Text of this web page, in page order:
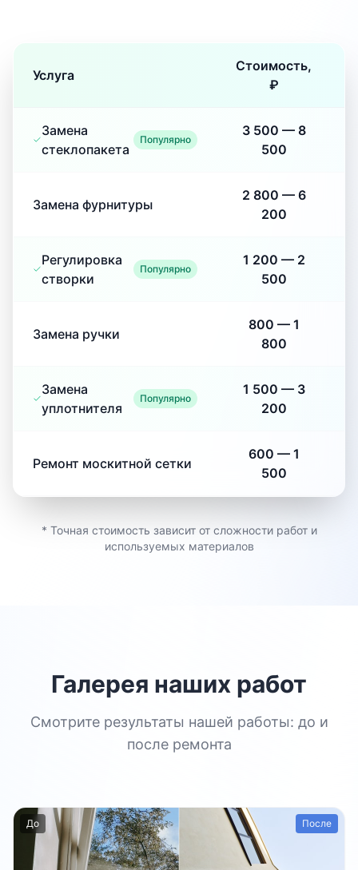
Услуга
Стоимость,
₽
Замена
стеклопакета
Популярно
3 500 — 8
500
Замена фурнитуры
2 800 — 6
200
Регулировка
створки
Популярно
1 200 — 2
500
Замена ручки
800 — 1
800
Замена
уплотнителя
Популярно
1 500 — 3
200
Ремонт москитной сетки
600 — 1
500
* Точная стоимость зависит от сложности работ и
используемых материалов
Галерея наших работ
Смотрите результаты нашей работы: до и
после ремонта
До После